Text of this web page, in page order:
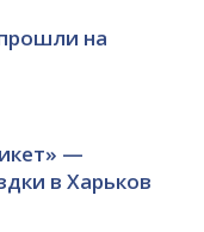
на
—
в Харьков